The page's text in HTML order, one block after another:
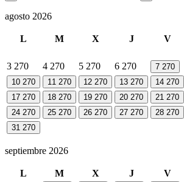
agosto 2026
L M X J V
3 270 4 270 5 270 6 270 7 270
10 270 11 270 12 270 13 270 14 270
17 270 18 270 19 270 20 270 21 270
24 270 25 270 26 270 27 270 28 270
31 270
septiembre 2026
L M X J V